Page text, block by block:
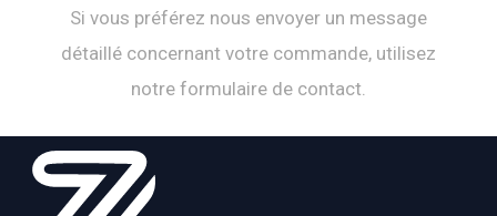
Si vous préférez nous envoyer un message
détaillé concernant votre commande, utilisez
notre formulaire de contact.